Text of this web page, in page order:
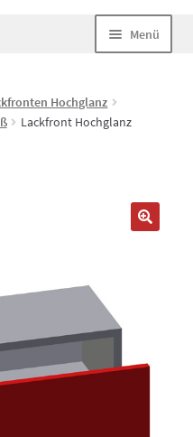
Menü
Hochglanz
Lackfront Hochglanz